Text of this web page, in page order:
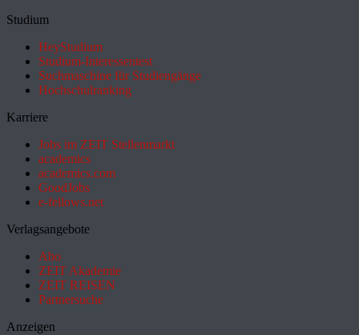
Studium
HeyStudium
Studium-Interessentest
Suchmaschine für Studiengänge
Hochschulranking
Karriere
Jobs im ZEIT Stellenmarkt
academics
academics.com
GoodJobs
e-fellows.net
Verlagsangebote
Abo
ZEIT Akademie
ZEIT REISEN
Partnersuche
Anzeigen